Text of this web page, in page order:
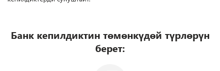
Банк кепилдиктин төмөнкүдөй түрлөрүн
берет: